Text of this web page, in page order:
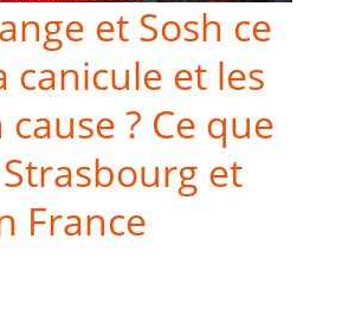
et Sosh ce
canicule et les
? Ce que
Strasbourg et
France